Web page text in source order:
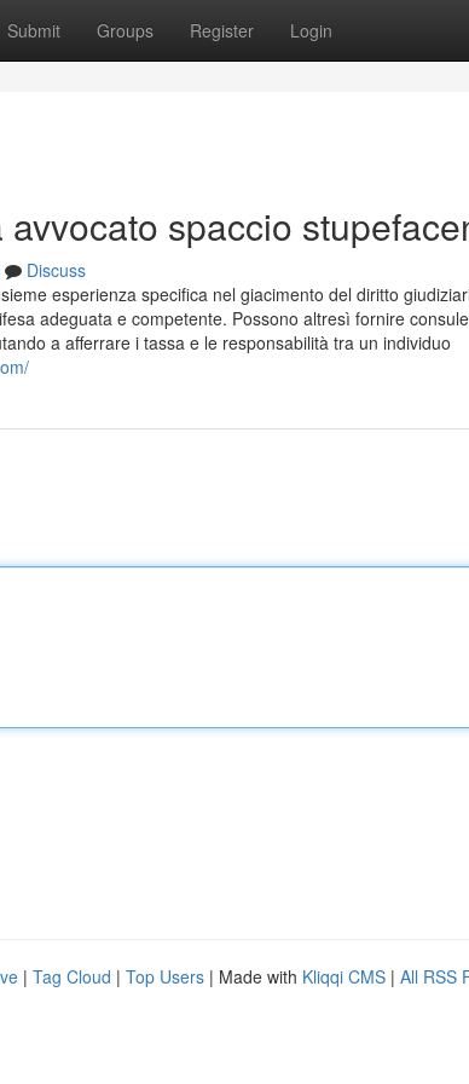
Submit Groups Register Login
spaccio
Discuss
esperienza specifica nel giacimento del diritto
adeguata e competente. Possono altresì fornire
a afferrare i tassa e le responsabilità tra un individuo
| Tag Cloud | Top Users | Made with Kliqqi CMS | All RSS